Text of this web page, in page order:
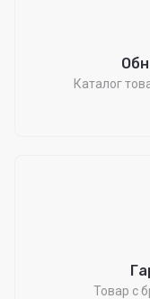
Каталог
Товар с